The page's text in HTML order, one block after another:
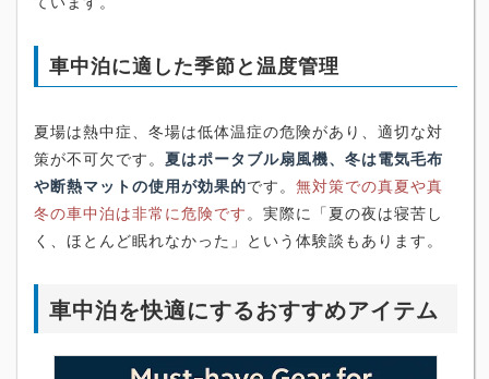
車中泊に適した季節と温度管理
夏場は熱中症、冬場は低体温症の危険があり、適切な対
策が不可欠です。 夏はポータブル扇風機、冬は電気毛布
や断熱マットの使用が効果的です。 無対策での真夏や真
冬の車中泊は非常に危険です。実際に「夏の夜は寝苦し
く、ほとんど眠れなかった」という体験談もあります。
車中泊を快適にするおすすめアイテム